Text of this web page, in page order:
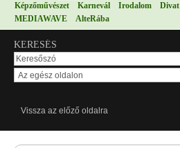
Képzőművészet
Karnevál Irodalom Divat
MEDIAWAVE
AlteRába
KERESÉS
Vissza az előző oldalra